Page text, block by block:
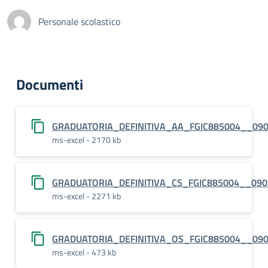
Personale scolastico
Documenti
ms-excel - 2170 kb
ms-excel - 2271 kb
ms-excel - 473 kb